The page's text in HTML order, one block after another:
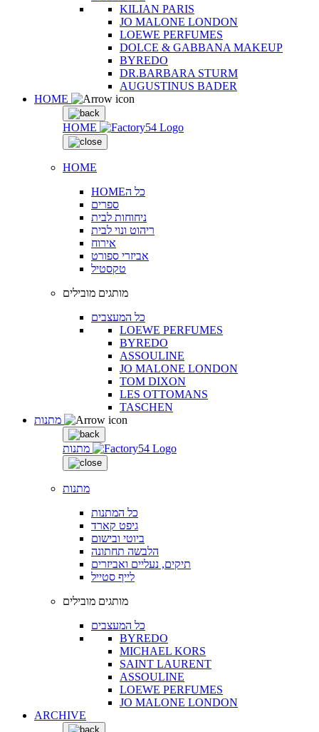
KILIAN PARIS
JO MALONE LONDON
LOEWE PERFUMES
DOLCE & GABBANA MAKEUP
BYREDO
DR.BARBARA STURM
AUGUSTINUS BADER
HOME
HOME
HOME
HOMEכל ה
ספרים
ניחוחות לבית
ריהוט ונוי לבית
אירוח
אביזרי ספורט
טקסטיל
מותגים מובילים
כל המעצבים
LOEWE PERFUMES
BYREDO
ASSOULINE
JO MALONE LONDON
TOM DIXON
LES OTTOMANS
TASCHEN
מתנות
מתנות
כל המתנות
גיפט קארד
ביוטי ובישום
הלבשה תחתונה
תיקים, נעליים ואביזרים
לייף סטייל
מותגים מובילים
כל המעצבים
BYREDO
MICHAEL KORS
SAINT LAURENT
ASSOULINE
LOEWE PERFUMES
JO MALONE LONDON
ARCHIVE